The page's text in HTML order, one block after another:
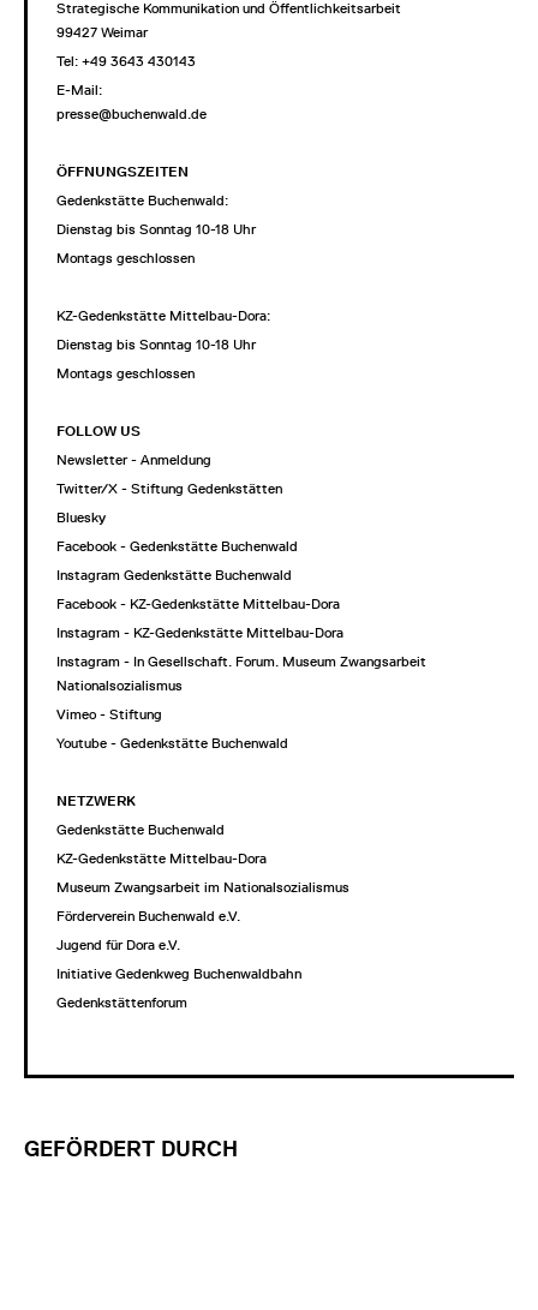
Strategische Kommunikation und Öffentlichkeitsarbeit
99427 Weimar
Tel: +49 3643 430143
E-Mail:
presse@buchenwald.de
ÖFFNUNGSZEITEN
Gedenkstätte Buchenwald:
Dienstag bis Sonntag 10-18 Uhr
Montags geschlossen
KZ-Gedenkstätte Mittelbau-Dora:
Dienstag bis Sonntag 10-18 Uhr
Montags geschlossen
FOLLOW US
Newsletter - Anmeldung
Twitter/X - Stiftung Gedenkstätten
Bluesky
Facebook - Gedenkstätte Buchenwald
Instagram Gedenkstätte Buchenwald
Facebook - KZ-Gedenkstätte Mittelbau-Dora
Instagram - KZ-Gedenkstätte Mittelbau-Dora
Instagram - In Gesellschaft. Forum. Museum Zwangsarbeit im
Nationalsozialismus
Vimeo - Stiftung
Youtube - Gedenkstätte Buchenwald
NETZWERK
Gedenkstätte Buchenwald
KZ-Gedenkstätte Mittelbau-Dora
Museum Zwangsarbeit im Nationalsozialismus
Förderverein Buchenwald e.V.
Jugend für Dora e.V.
Initiative Gedenkweg Buchenwaldbahn
Gedenkstättenforum
GEFÖRDERT DURCH